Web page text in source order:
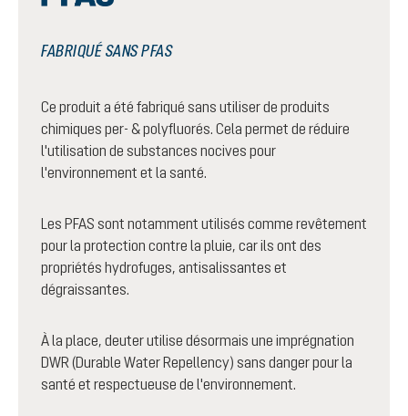
FABRIQUÉ SANS PFAS
Ce produit a été fabriqué sans utiliser de produits
chimiques per- & polyfluorés. Cela permet de réduire
l'utilisation de substances nocives pour
l'environnement et la santé.
Les PFAS sont notamment utilisés comme revêtement
pour la protection contre la pluie, car ils ont des
propriétés hydrofuges, antisalissantes et
dégraissantes.
À la place, deuter utilise désormais une imprégnation
DWR (Durable Water Repellency) sans danger pour la
santé et respectueuse de l'environnement.